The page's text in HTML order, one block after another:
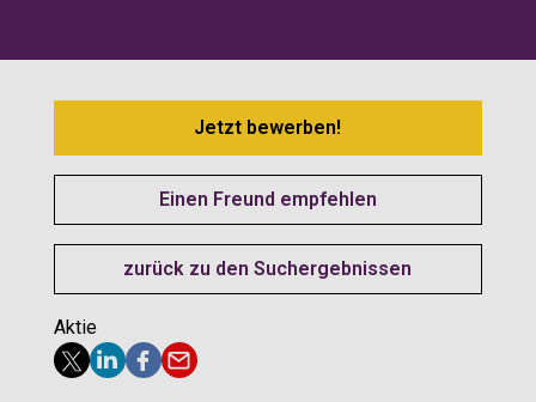
Jetzt bewerben!
Einen Freund empfehlen
zurück zu den Suchergebnissen
Aktie